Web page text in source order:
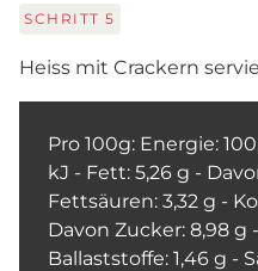
SCHRITT 5
Heiss mit Crackern
Pro 100g: Energie:
kJ - Fett: 5,26 g -
Fettsäuren: 3,32 g -
Davon Zucker: 8,98 g
Ballaststoffe: 1,46 g -